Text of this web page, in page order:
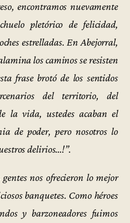
encontramos nuevamente
pletórico de felicidad,
estrelladas. En Abejorral,
los caminos se resisten
frase brotó de los sentidos
del territorio, del
la vida, ustedes acaban el
de poder, pero nosotros lo
delirios…!”.
nos ofrecieron lo mejor
banquetes. Como héroes
y barzoneadores fuimos